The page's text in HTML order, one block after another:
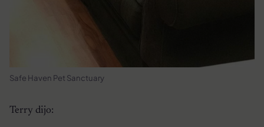
Safe Haven Pet Sanctuary
Terry dijo: